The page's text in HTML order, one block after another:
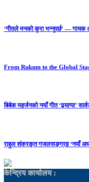
‘गीतले मनको कुरा भन्नुपर्छ’ —
From Rukum to the Global
बिबेक महर्जनको नयाँ गीत ‘ढ्याप्पा’
राहुल शंकरकृत गजलसङ्ग्रह ‘नयाँ
केन्द्रिय कार्यालय :